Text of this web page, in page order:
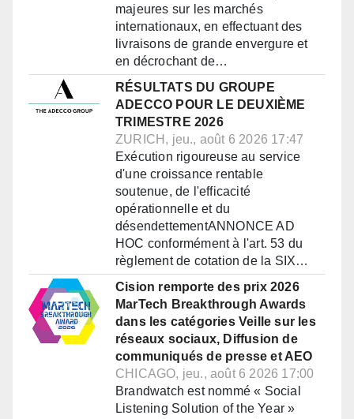
majeures sur les marchés
internationaux, en effectuant des
livraisons de grande envergure et
en décrochant de…
RÉSULTATS DU GROUPE
ADECCO POUR LE DEUXIÈME
TRIMESTRE 2026
ZURICH, jeu., août 6 2026 17:47
Exécution rigoureuse au service
d'une croissance rentable
soutenue, de l'efficacité
opérationnelle et du
désendettementANNONCE AD
HOC conformément à l'art. 53 du
règlement de cotation de la SIX…
Cision remporte des prix 2026
MarTech Breakthrough Awards
dans les catégories Veille sur les
réseaux sociaux, Diffusion de
communiqués de presse et AEO
CHICAGO, jeu., août 6 2026 17:00
Brandwatch est nommé « Social
Listening Solution of the Year »